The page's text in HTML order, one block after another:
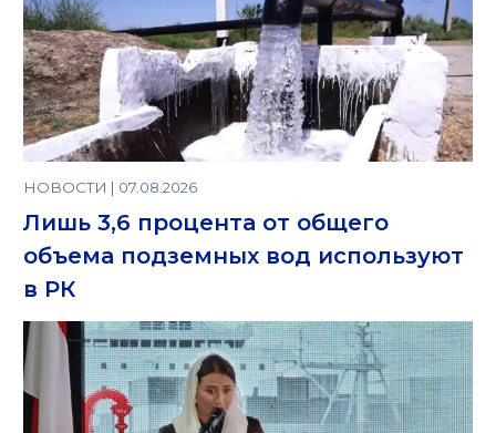
НОВОСТИ | 07.08.2026
Лишь 3,6 процента от общего
объема подземных вод используют
в РК